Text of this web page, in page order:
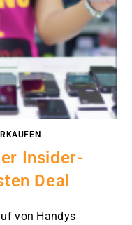
Insider-
Deal
von Handys